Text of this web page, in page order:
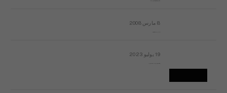
8 مارس 2008
19 يوليو 2023